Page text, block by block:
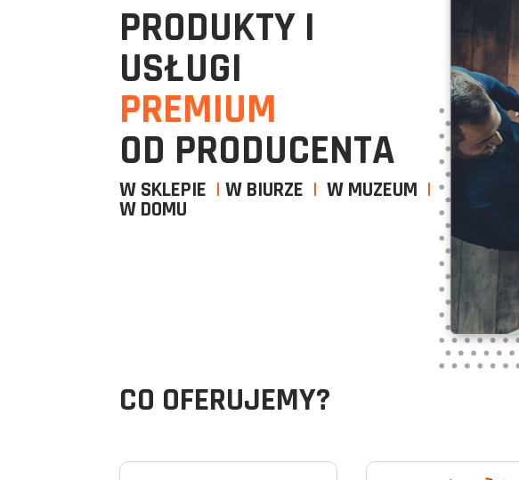
PRODUKTY I
USŁUGI
PREMIUM
OD PRODUCENTA
W SKLEPIE | W BIURZE | W MUZEUM |
W DOMU
CO OFERUJEMY?